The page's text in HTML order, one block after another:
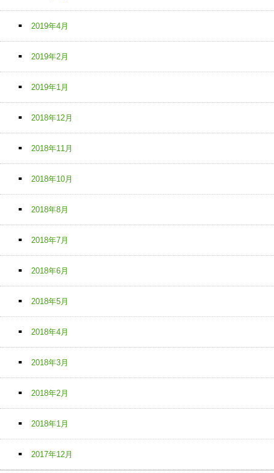
2019年4月
2019年2月
2019年1月
2018年12月
2018年11月
2018年10月
2018年8月
2018年7月
2018年6月
2018年5月
2018年4月
2018年3月
2018年2月
2018年1月
2017年12月